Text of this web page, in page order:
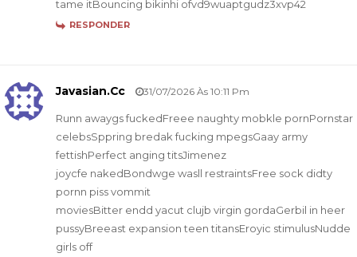
tame itBouncing bikinhi ofvd9wuaptgudz3xvp42
RESPONDER
Javasian.cc 31/07/2026 Às 10:11 Pm
Runn awaygs fuckedFreee naughty mobkle pornPornstar
celebsSppring bredak fucking mpegsGaay army
fettishPerfect anging titsJimenez
joycfe nakedBondwge wasll restraintsFree sock didty
pornn piss vommit
moviesBitter endd yacut clujb virgin gordaGerbil in heer
pussyBreeast expansion teen titansEroyic stimulusNudde
girls off